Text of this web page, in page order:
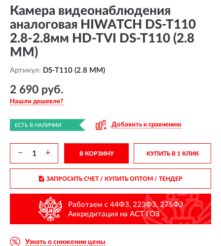
Камера видеонаблюдения
аналоговая HIWATCH DS-T110
2.8-2.8мм HD-TVI DS-T110 (2.8
MM)
Артикул: DS-T110 (2.8 MM)
2 690 руб.
Нашли дешевле?
ЕСТЬ В НАЛИЧИИ Добавить к сравнению
− + В КОРЗИНУ КУПИТЬ В 1 КЛИК
ЗАПРОСИТЬ СЧЕТ / КУПИТЬ ОПТОМ/ ТЕНДЕР
Работаем с 44ФЗ, 223ФЗ, 275ФЗ
Аккредитация на АСТ ГОЗ
Узнать о снижении цены